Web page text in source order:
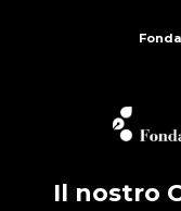
Il nostro